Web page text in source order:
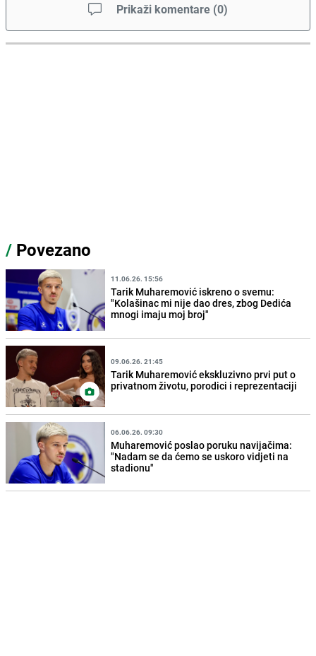
Prikaži komentare (0)
/ Povezano
11.06.26. 15:56
Tarik Muharemović iskreno o svemu:
"Kolašinac mi nije dao dres, zbog Dedića
mnogi imaju moj broj"
09.06.26. 21:45
Tarik Muharemović ekskluzivno prvi put o
privatnom životu, porodici i reprezentaciji
06.06.26. 09:30
Muharemović poslao poruku navijačima:
"Nadam se da ćemo se uskoro vidjeti na
stadionu"